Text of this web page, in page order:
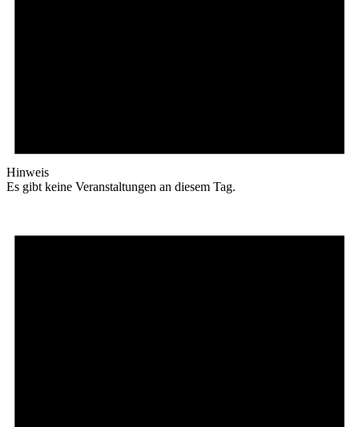
Hinweis
Es gibt keine Veranstaltungen an diesem Tag.